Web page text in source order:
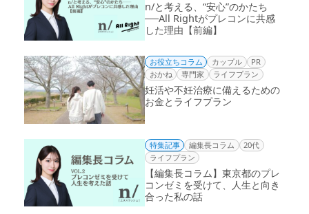
n/と考える、“安心”のかたち
──All Rightがプレコンに共感
した理由【前編】
お役立ちコラム カップル
PR
おかね
専門家 ライフプラン
妊活や不妊治療に備えるための
お金とライフプラン
特集記事 編集長コラム
20代
ライフプラン
【編集長コラム】東京都のプレ
コンゼミを受けて、人生と向き
合った私の話